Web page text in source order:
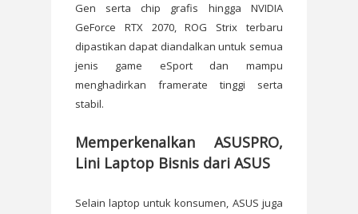
Gen serta chip grafis hingga NVIDIA
GeForce RTX 2070, ROG Strix terbaru
dipastikan dapat diandalkan untuk semua
jenis game eSport dan mampu
menghadirkan framerate tinggi serta
stabil.
Memperkenalkan ASUSPRO,
Lini Laptop Bisnis dari ASUS
Selain laptop untuk konsumen, ASUS juga